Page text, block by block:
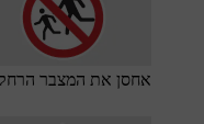
אחסן את המצבר הרחק